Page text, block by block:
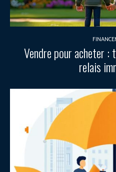
Vendre pour acheter
relais